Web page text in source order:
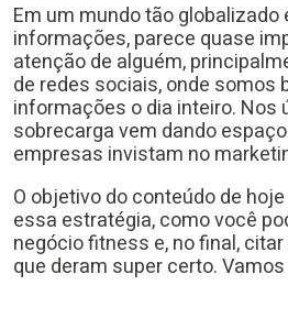
Em um mundo tão globalizado
informações, parece quase
atenção de alguém,
de redes sociais, onde somos
informações o dia inteiro. Nos
sobrecarga vem dando
empresas invistam no
O objetivo do conteúdo de
essa estratégia, como você
negócio fitness e, no final,
que deram super certo.